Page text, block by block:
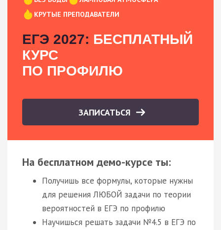
КРУТЫЕ ПРЕПОДАВАТЕЛИ
ЕГЭ 2027: БЕСПЛАТНЫЙ
КУРС
ПО ПРОФИЛЮ
ЗАПИСАТЬСЯ
На бесплатном демо-курсе ты:
Получишь все формулы, которые нужны
для решения ЛЮБОЙ задачи по теории
вероятностей в ЕГЭ по профилю
Научишься решать задачи №4.5 в ЕГЭ по